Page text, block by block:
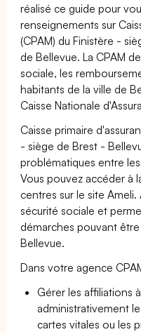
réalisé ce guide pour
renseignements sur
(CPAM) du Finistère -
de Bellevue. La CPAM
sociale, les
habitants de la ville de
Caisse Nationale
Caisse primaire
- siège de Brest -
problématiques entre
Vous pouvez accéder à
centres sur le site
sécurité sociale et
démarches pouvant
Bellevue.
Dans votre agence
Gérer les affiliations
administrativement
cartes vitales ou les